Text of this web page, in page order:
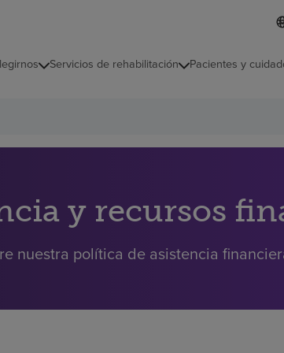
d
o
e
o
n
d
Servicios de rehabilitación Pacientes y
y recursos
nuestra política de asistencia